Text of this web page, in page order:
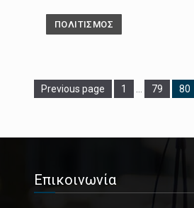
ΠΟΛΙΤΙΣΜΟΣ
Previous page Page
1 Page
79 80
Επικοινωνία